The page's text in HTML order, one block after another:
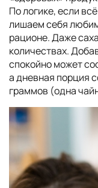
По логике, если
лишаем себя
рационе. Даже
количествах.
спокойно может
а дневная порция
граммов (одна